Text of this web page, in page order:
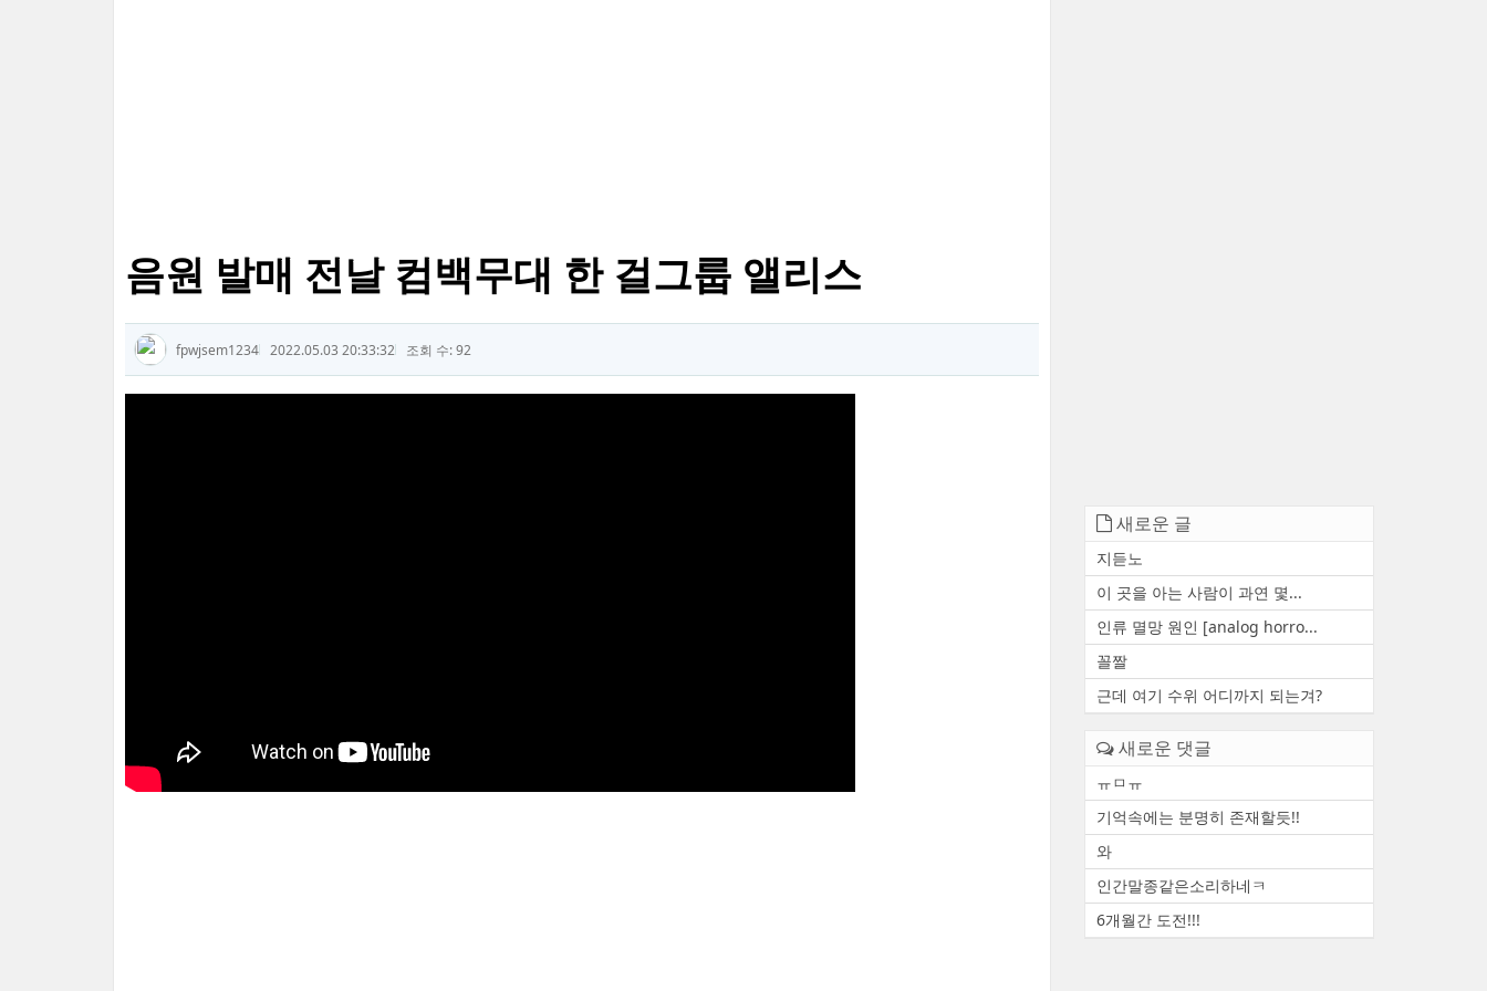
음원 발매 전날 컴백무대 한 걸그룹 앨리스
fpwjsem1234 2022.05.03 20:33:32 조회 수: 92
새로운 글
지듣노
이 곳을 아는 사람이 과연 몇...
인류 멸망 원인 [analog horro...
꼴짤
근데 여기 수위 어디까지 되는겨?
새로운 댓글
ㅠㅁㅠ
기억속에는 분명히 존재할듯!!
와
인간말종같은소리하네ㅋ
6개월간 도전!!!